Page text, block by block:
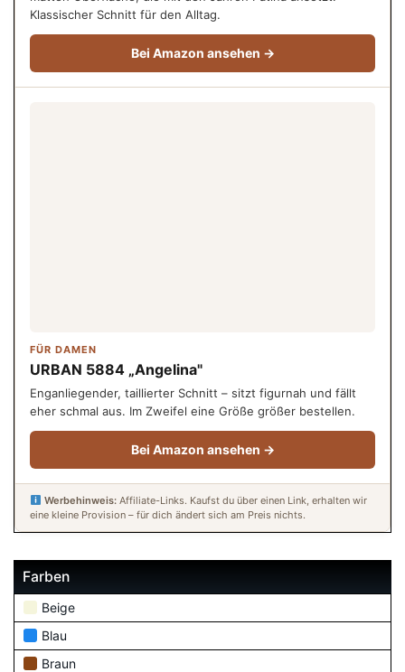
Klassischer Schnitt für den Alltag.
Bei Amazon ansehen →
FÜR DAMEN
URBAN 5884 „Angelina"
Enganliegender, taillierter Schnitt – sitzt figurnah und fällt
eher schmal aus. Im Zweifel eine Größe größer bestellen.
Bei Amazon ansehen →
Werbehinweis:Affiliate-Links. Kaufst du über einen Link, erhalten wir
eine kleine Provision – für dich ändert sich am Preis nichts.
Farben
Beige
Blau
Braun